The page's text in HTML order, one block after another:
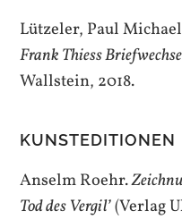
Lützeler, Paul
Frank Thiess
Wallstein, 2018.
KUNSTEDITIONEN
Anselm Roehr.
Tod des Vergil’(Verlag